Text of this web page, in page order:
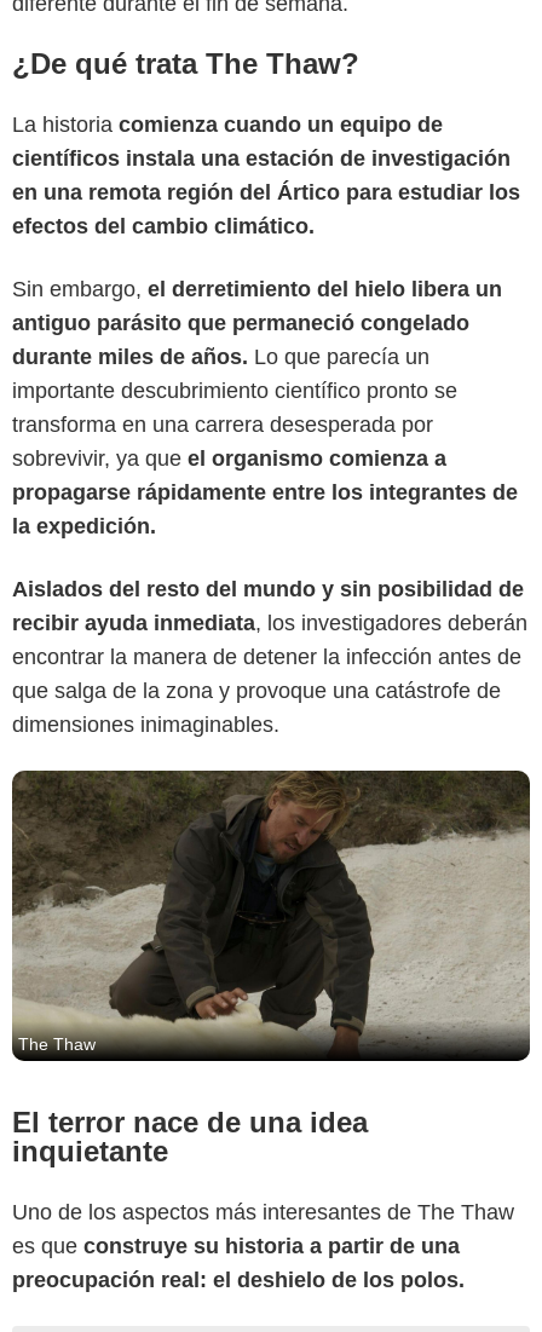
¿De qué trata The Thaw?
La historia comienza cuando un equipo de
científicos instala una estación de investigación
en una remota región del Ártico para estudiar los
efectos del cambio climático.
Sin embargo, el derretimiento del hielo libera un
antiguo parásito que permaneció congelado
durante miles de años. Lo que parecía un
importante descubrimiento científico pronto se
transforma en una carrera desesperada por
sobrevivir, ya que el organismo comienza a
propagarse rápidamente entre los integrantes de
la expedición.
Aislados del resto del mundo y sin posibilidad de
recibir ayuda inmediata, los investigadores deberán
encontrar la manera de detener la infección antes de
que salga de la zona y provoque una catástrofe de
dimensiones inimaginables.
Netflix
The Thaw
El terror nace de una idea
inquietante
Uno de los aspectos más interesantes de The Thaw
es que construye su historia a partir de una
preocupación real: el deshielo de los polos.